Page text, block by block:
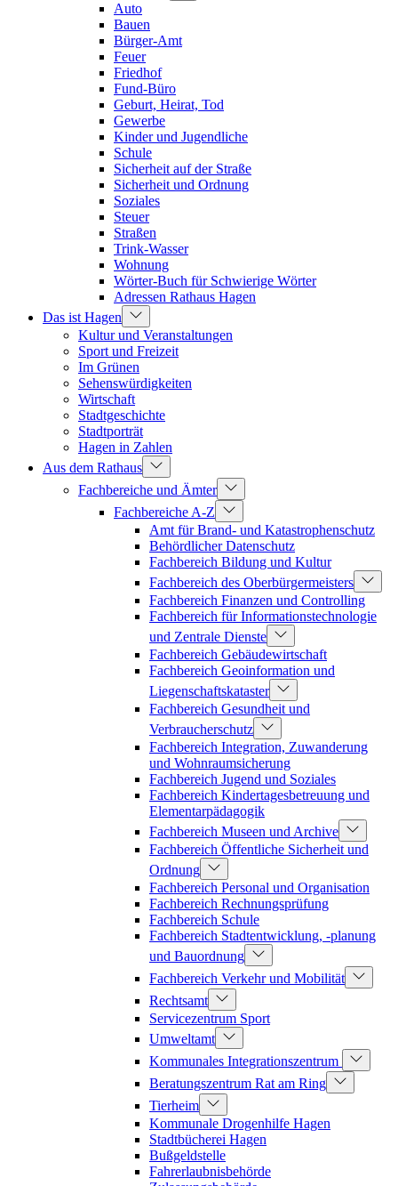
Auto
Bauen
Bürger-Amt
Feuer
Friedhof
Fund-Büro
Geburt, Heirat, Tod
Gewerbe
Kinder und Jugendliche
Schule
Sicherheit auf der Straße
Sicherheit und Ordnung
Soziales
Steuer
Straßen
Trink-Wasser
Wohnung
Wörter-Buch für Schwierige Wörter
Adressen Rathaus Hagen
Das ist Hagen
Kultur und Veranstaltungen
Sport und Freizeit
Im Grünen
Sehenswürdigkeiten
Wirtschaft
Stadtgeschichte
Stadtporträt
Hagen in Zahlen
Aus dem Rathaus
Fachbereiche und Ämter
Fachbereiche A-Z
Amt für Brand- und Katastrophenschutz
Behördlicher Datenschutz
Fachbereich Bildung und Kultur
Fachbereich des Oberbürgermeisters
Fachbereich Finanzen und Controlling
Fachbereich für Informationstechnologie
und Zentrale Dienste
Fachbereich Gebäudewirtschaft
Fachbereich Geoinformation und
Liegenschaftskataster
Fachbereich Gesundheit und
Verbraucherschutz
Fachbereich Integration, Zuwanderung
und Wohnraumsicherung
Fachbereich Jugend und Soziales
Fachbereich Kindertagesbetreuung und
Elementarpädagogik
Fachbereich Museen und Archive
Fachbereich Öffentliche Sicherheit und
Ordnung
Fachbereich Personal und Organisation
Fachbereich Rechnungsprüfung
Fachbereich Schule
Fachbereich Stadtentwicklung, -planung
und Bauordnung
Fachbereich Verkehr und Mobilität
Rechtsamt
Servicezentrum Sport
Umweltamt
Kommunales Integrationszentrum
Beratungszentrum Rat am Ring
Tierheim
Kommunale Drogenhilfe Hagen
Stadtbücherei Hagen
Bußgeldstelle
Fahrerlaubnisbehörde